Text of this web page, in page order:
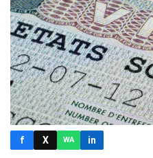
f X WA in